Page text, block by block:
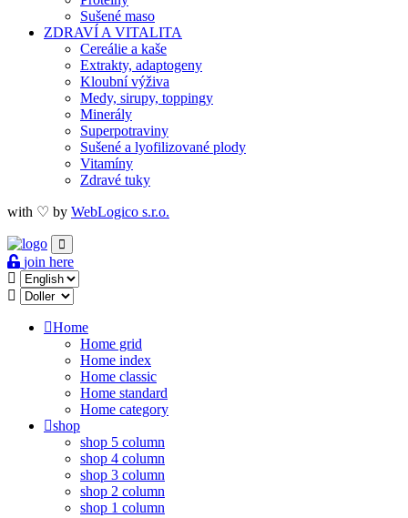
Sušené maso
ZDRAVÍ A VITALITA
Cereálie a kaše
Extrakty, adaptogeny
Kloubní výživa
Medy, sirupy, toppingy
Minerály
Superpotraviny
Sušené a lyofilizované plody
Vitamíny
Zdravé tuky
with ♡ by WebLogico s.r.o.
join here
Home
Home grid
Home index
Home classic
Home standard
Home category
shop
shop 5 column
shop 4 column
shop 3 column
shop 2 column
shop 1 column